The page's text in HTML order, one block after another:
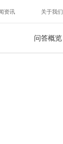
资讯 关于我们
问答概览